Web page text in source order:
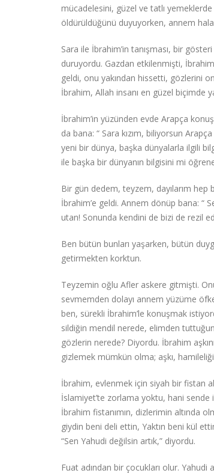
mücadelesini, güzel ve tatlı yemeklerde
öldürüldüğünü duyuyorken, annem
Sara ile İbrahim’in tanışması, bir
duruyordu. Gazdan etkilenmişti,
geldi, onu yakından hissetti, gözlerini
İbrahim, Allah insanı en güzel biçimde
İbrahim’in yüzünden evde Arapça
da bana: “ Sara kızım, biliyorsun
yeni bir dünya, başka dünyalarla ilgili
ile başka bir dünyanın bilgisini mi
Bir gün dedem, teyzem, dayılarım
İbrahim’e geldi. Annem dönüp bana: “
utan! Sonunda kendini de bizi de rezil
Ben bütün bunları yaşarken, bütün
getirmekten korktun.
Teyzemin oğlu Afler askere gitmişti.
sevmemden dolayı annem yüzüme
ben, sürekli İbrahim’le konuşmak
sildiğin mendil nerede, elimden tuttuğun
gözlerin nerede? Diyordu. İbrahim
gizlemek mümkün olma; aşkı,
İbrahim, evlenmek için siyah bir fistan
İslamiyet’te zorlama yoktu, hani sende
İbrahim fistanımın, dizlerimin altında
giydin beni deli ettin, Yaktın beni kül
“Sen Yahudi değilsin artık,” diyordu.
Fuat adından bir çocukları olur.